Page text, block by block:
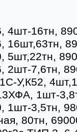
4шт-16тн,
2шт-7,6тн,
У,К52,
1шт-
1шт-3,5тн,
80тн,